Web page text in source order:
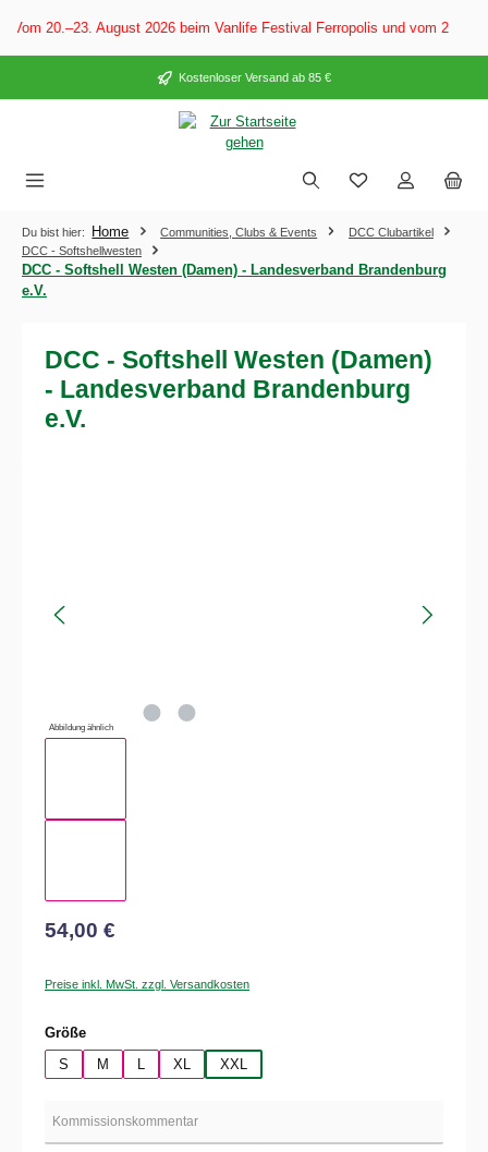
springen
20.–23. August 2026 beim Vanlife Festival Ferropolis und vom 28.
Kostenloser Versand ab 85 €
Du bist hier: Home Communities, Clubs & Events
DCC Clubartikel
DCC - Softshellwesten
DCC - Softshell Westen (Damen) - Landesverband Brandenburg
e.V.
DCC - Softshell Westen (Damen)
- Landesverband Brandenburg
e.V.
Abbildung ähnlich
54,00 €
Preise inkl. MwSt. zzgl. Versandkosten
Größeauswählen
S
M XL XXL